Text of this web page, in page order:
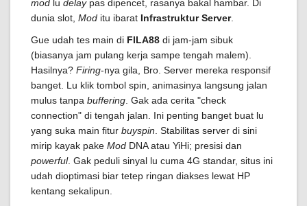
mod lu delaypas dipencet, rasanya bakal hambar. Di
dunia slot, Mod itu ibarat Infrastruktur Server.
Gue udah tes main di FILA88 di jam-jam sibuk
(biasanya jam pulang kerja sampe tengah malem).
Hasilnya? Firing-nya gila, Bro. Server mereka responsif
banget. Lu klik tombol spin, animasinya langsung jalan
mulus tanpa buffering . Gak ada cerita "check
connection" di tengah jalan. Ini penting banget buat lu
yang suka main fitur buyspin . Stabilitas server di sini
mirip kayak pake Mod DNA atau YiHi; presisi dan
powerful. Gak peduli sinyal lu cuma 4G standar, situs ini
udah dioptimasi biar tetep ringan diakses lewat HP
kentang sekalipun.